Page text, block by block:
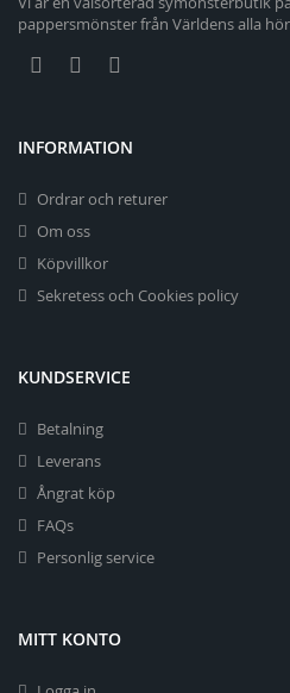
pappersmönster från Världens alla
INFORMATION
Ordrar och returer
Om oss
Köpvillkor
Sekretess och Cookies policy
KUNDSERVICE
Betalning
Leverans
Ångrat köp
FAQs
Personlig service
MITT KONTO